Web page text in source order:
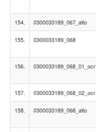
154. 0300033189_067_alto
155. 0300033189_068
156. 0300033189_068_01_ocr
157. 0300033189_068_02_ocr
158. 0300033189_068_alto